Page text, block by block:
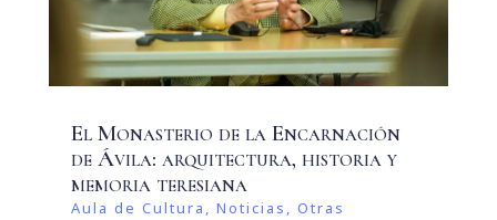
El Monasterio de la Encarnación
de Ávila: arquitectura, historia y
memoria teresiana
Aula de Cultura , Noticias , Otras